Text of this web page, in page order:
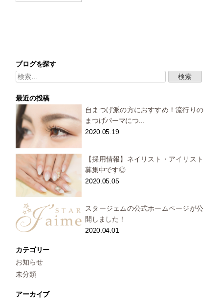
ブログを探す
検
最近の投稿
自まつげ派の方におすすめ！流行りの
まつげパーマにつ...
2020.05.19
【採用情報】ネイリスト・アイリスト
募集中です◎
2020.05.05
スタージェムの公式ホームページが公
開しました！
2020.04.01
カテゴリー
お知らせ
未分類
アーカイブ